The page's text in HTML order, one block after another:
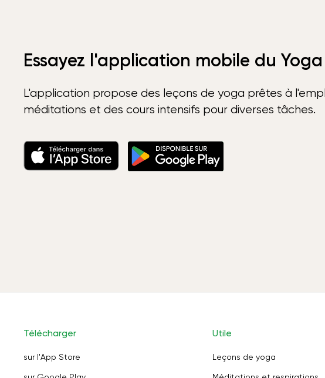
Essayez l'application mobile du
L'application propose des leçons de yoga prêtes à
méditations et des cours intensifs pour diverses tâches.
Télécharger
sur l'App Store
Utile
Leçons de yoga